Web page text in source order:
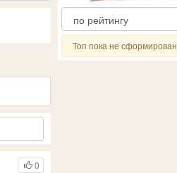
0
Топ пока не сформирован